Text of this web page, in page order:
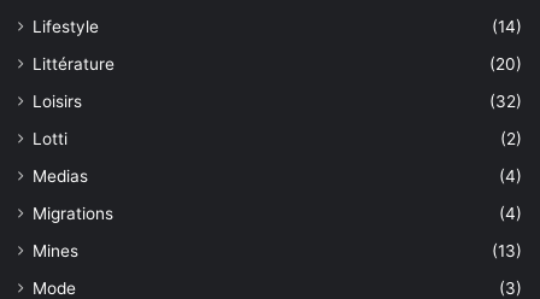
Lifestyle
(14)
Littérature
(20)
Loisirs
(32)
Lotti
(2)
Medias
(4)
Migrations
(4)
Mines
(13)
Mode
(3)